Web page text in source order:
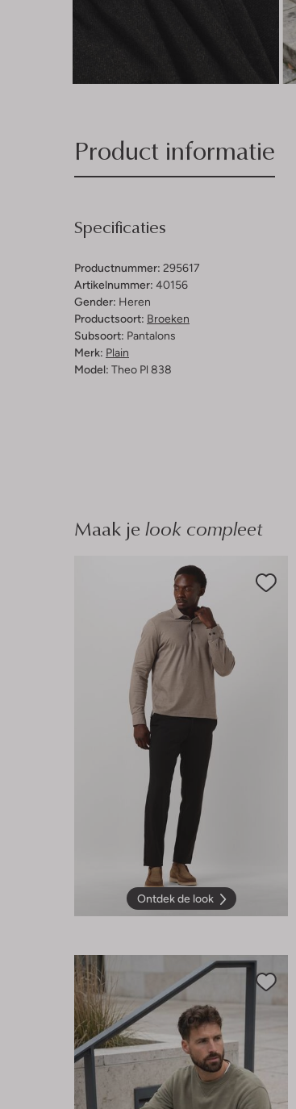
Product informatie
Specificaties
Productnummer: 295617
Artikelnummer: 40156
Gender: Heren
Productsoort: Broeken
Subsoort: Pantalons
Merk: Plain
Model: Theo Pl 838
Maak je look compleet
Ontdek de look